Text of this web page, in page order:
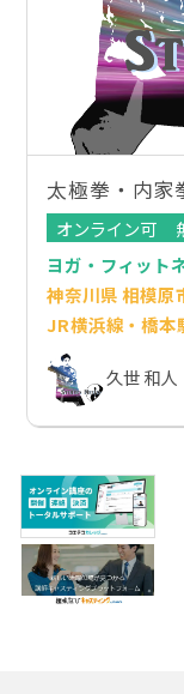
太極拳・内
オンライン可
ヨガ・フィット
神奈川県 相模原
JR横浜線・橋本
久世 和人